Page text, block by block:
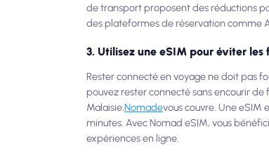
de transport proposent des réductions
des plateformes de réservation comme
3. Utilisez une eSIM pour éviter
Rester connecté en voyage ne doit pas
pouvez rester connecté sans encourir de
Malaisie,Nomadevous couvre. Une eSIM
minutes. Avec Nomad eSIM, vous
expériences en ligne.